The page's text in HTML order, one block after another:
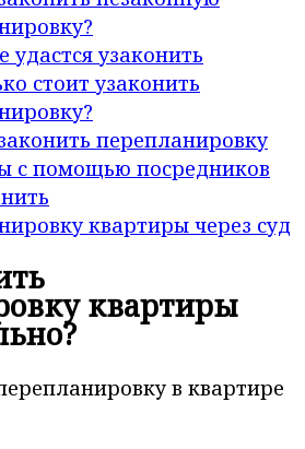
удастся узаконить
стоит узаконить
перепланировку
с помощью посредников
квартиры через суд
квартиры